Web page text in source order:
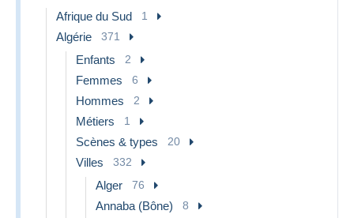
Afrique du Sud 1
Algérie 371
Enfants 2
Femmes 6
Hommes 2
Métiers 1
Scènes & types 20
Villes 332
Alger 76
Annaba (Bône) 8